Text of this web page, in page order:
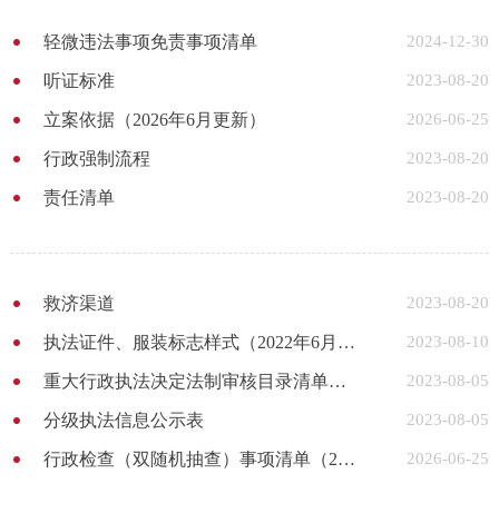
轻微违法事项免责事项清单 2024-12-30
听证标准 2023-08-20
立案依据（2026年6月更新） 2026-06-25
行政强制流程 2023-08-20
责任清单 2023-08-20
救济渠道 2023-08-20
执法证件、服装标志样式（2022年6月更新） 2023-08-10
重大行政执法决定法制审核目录清单（2021.12.6更新） 2023-08-05
分级执法信息公示表 2023-08-05
行政检查（双随机抽查）事项清单（2026年7月更新） 2026-06-25